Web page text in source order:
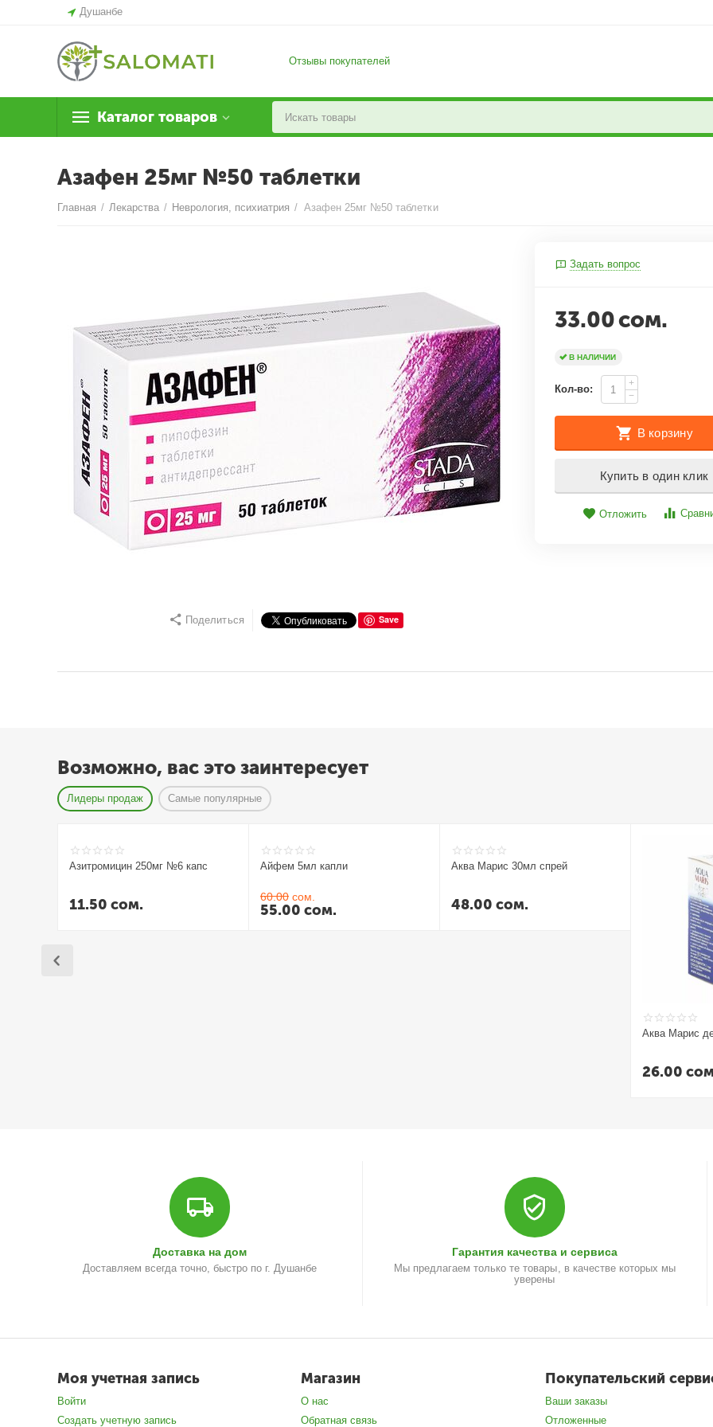
Душанбе
Отзывы покупателей
Каталог товаров
Азафен 25мг №50 таблетки
Главная / Лекарства / Неврология, психиатрия / Азафен 25мг №50 таблетки
Поделиться Save
Задать вопрос
33.00сом.
В НАЛИЧИИ
Кол-во:
+
−
В корзину
Купить в один клик
Отложить
Возможно, вас это заинтересует
Лидеры продаж Самые популярные
Азитромицин 250мг №6 капс
11.50 сом.
Айфем 5мл капли
60.00 сом.
55.00 сом.
Аква Марис 30мл спрей
48.00 сом.
Аква Марис
26.00
Доставка на дом
Доставляем всегда точно, быстро по г. Душанбе
Гарантия качества и сервиса
Мы предлагаем только те товары, в качестве которых мы
уверены
Моя учетная запись
Войти
Создать учетную запись
Магазин
О нас
Обратная связь
Покупательский
Ваши заказы
Отложенные